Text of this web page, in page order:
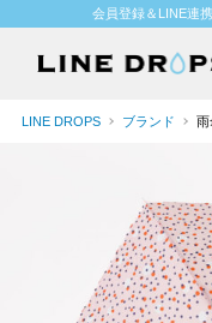
会員登録＆LINE連
LINE DROPS ブランド 雨